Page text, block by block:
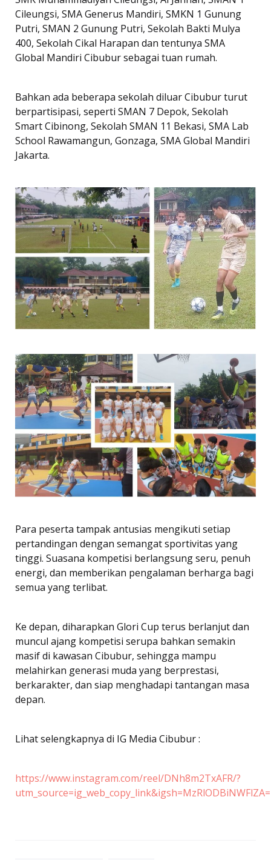
Cileungsi, SMA Generus Mandiri, SMKN 1 Gunung
Putri, SMAN 2 Gunung Putri, Sekolah Bakti Mulya
400, Sekolah Cikal Harapan dan tentunya SMA
Global Mandiri Cibubur sebagai tuan rumah.
Bahkan ada beberapa sekolah diluar Cibubur turut
berpartisipasi, seperti SMAN 7 Depok, Sekolah
Smart Cibinong, Sekolah SMAN 11 Bekasi, SMA Lab
School Rawamangun, Gonzaga, SMA Global Mandiri
Jakarta.
Para peserta tampak antusias mengikuti setiap
pertandingan dengan semangat sportivitas yang
tinggi. Suasana kompetisi berlangsung seru, penuh
energi, dan memberikan pengalaman berharga bagi
semua yang terlibat.
Ke depan, diharapkan Glori Cup terus berlanjut dan
muncul ajang kompetisi serupa bahkan semakin
masif di kawasan Cibubur, sehingga mampu
melahirkan generasi muda yang berprestasi,
berkarakter, dan siap menghadapi tantangan masa
depan.
Lihat selengkapnya di IG Media Cibubur :
https://www.instagram.com/reel/DNh8m2TxAFR/?